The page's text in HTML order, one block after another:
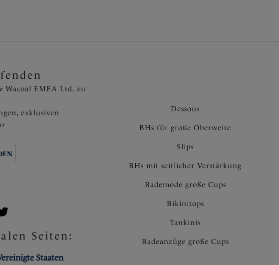
Wacoal EMEA Ltd. zu
exklusiven
Seiten:
Staaten
Dessous
BHs für große Oberweite
Slips
BHs mit seitlicher Verstärkung
Bademode große Cups
Bikinitops
Tankinis
Badeanzüge große Cups